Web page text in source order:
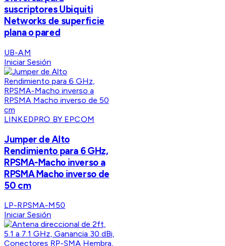
suscriptores Ubiquiti
Networks de superficie
plana o pared
UB-AM
Iniciar Sesión
LINKEDPRO BY EPCOM
Jumper de Alto
Rendimiento para 6 GHz,
RPSMA-Macho inverso a
RPSMA Macho inverso de
50 cm
LP-RPSMA-M50
Iniciar Sesión